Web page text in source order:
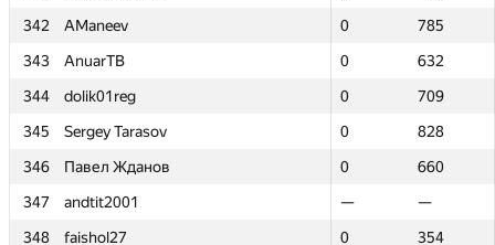
342
AManeev 0
785
343
AnuarTB 0
632
344
dolik01reg 0
709
345
Sergey Tarasov 0
828
346
Павел Жданов 0
660
347
andtit2001 —
—
348
faishol27 0
354
342
AManeev 0
785
343
AnuarTB 0
632
344
dolik01reg 0
709
345
Sergey Tarasov 0
828
346
Павел Жданов 0
660
347
andtit2001 —
—
348
faishol27 0
354